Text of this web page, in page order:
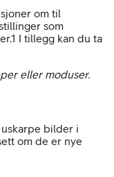
om til
som
I tillegg kan du ta
eller moduser.
bilder i
om de er nye